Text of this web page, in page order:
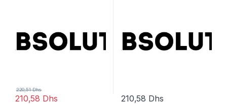
210,58 Dhs
220,51Dhs
210,58 Dhs